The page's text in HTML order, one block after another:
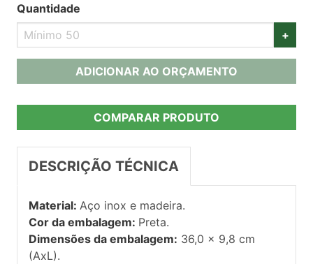
Quantidade
+
ADICIONAR AO ORÇAMENTO
COMPARAR PRODUTO
DESCRIÇÃO TÉCNICA
Material: Aço inox e madeira.
Cor da embalagem: Preta.
Dimensões da embalagem: 36,0 x 9,8 cm
(AxL).